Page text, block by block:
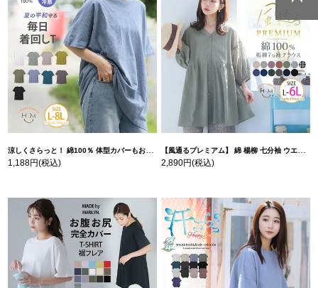
涼しくさらっと！ 綿100％ 体型カバーもお洒落も叶える 風合いコットン ゆるシルエット ドルマン | 大きいサイズの通販ならハッピーマリリン
1,188円(税込)
【風通るプレミアム】 綿 楊柳 七分袖 ウエストギャザー ブラウス | 大きいサイズの通販ならハッピーマリリン
2,890円(税込)
ページトッ
プへ
ページトッ
プへ